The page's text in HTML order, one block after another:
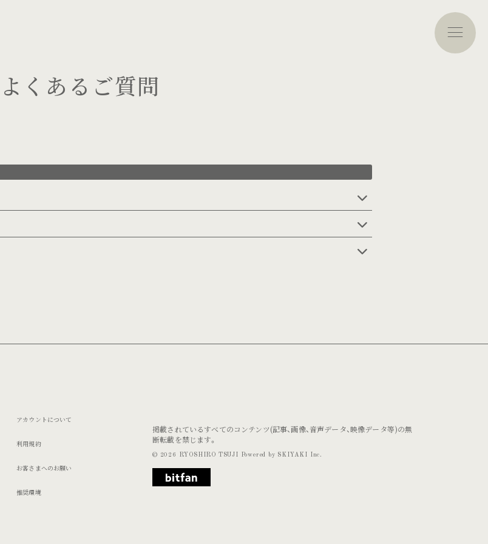
よくあるご質問
アカウントについて
利用規約
お客さまへのお願い
推奨環境
掲載されているすべてのコンテンツ(記事、画像、音声データ、映像データ等)の無
断転載を禁じます。
© 2026 RYOSHIRO TSUJI Powered by SKIYAKI Inc.